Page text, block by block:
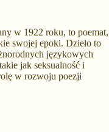
w 1922 roku, to poemat,
swojej epoki. Dzieło to
językowych
jak seksualność i
w rozwoju poezji